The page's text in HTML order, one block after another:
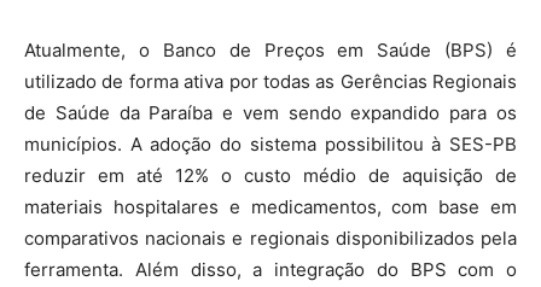
Atualmente, o Banco de Preços em Saúde (BPS) é
utilizado de forma ativa por todas as Gerências Regionais
de Saúde da Paraíba e vem sendo expandido para os
municípios. A adoção do sistema possibilitou à SES-PB
reduzir em até 12% o custo médio de aquisição de
materiais hospitalares e medicamentos, com base em
comparativos nacionais e regionais disponibilizados pela
ferramenta. Além disso, a integração do BPS com o